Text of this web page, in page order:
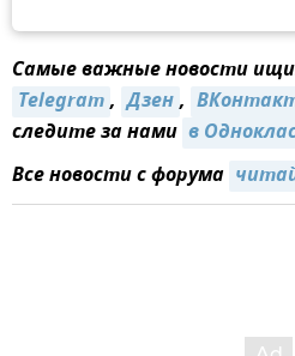
Самые важные новости
Telegram, Дзен,
следите за нами в
Все новости с форума